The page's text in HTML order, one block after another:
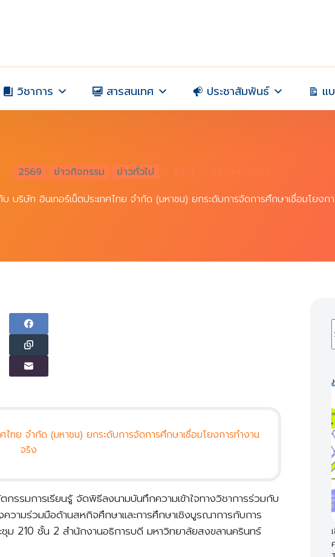
วิชาการ สารสนเทศ ประชาสัมพันธ์ แ
2569 ข่าวกิจกรรม ข่าวทั่วไป
บริษัท อินเทอร์เน็ตประเทศไทย จำกัด (มหาชน) ยกระดับการจัดการศึกษาเชื่อมโยงก
ทย จำกัด (มหาชน) ยกระดับการจัดการศึกษาเชื่อมโยงการทำงาน
จริง
รรมการเรียนรู้ จัดพิธีลงนามบันทึกความเข้าใจทางวิชาการร่วมกับ
วามร่วมมือด้านสหกิจศึกษาและการศึกษาเชิงบูรณาการกับการ
ม 210 ชั้น 2 สำนักงานอธิการบดี มหาวิทยาลัยสงขลานครินทร์